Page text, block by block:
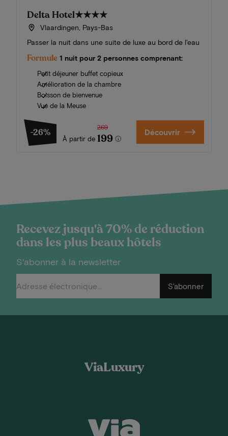
Delta Hotel★★★★
Vlaardingen, Pays-Bas
Passer la nuit dans une suite de luxe au bord de l'eau
Formule 1 nuit pour 2 personnes comprenant:
Petit déjeuner buffet copieux
Amélioration de la chambre
Boisson de bienvenue
Vue de la Meuse
-26%
À partir de
269
199 Découvrir
Recevez jusqu'à 70% de réduction
dans les plus beaux hôtels
S'abonner à la newsletter
S'abonner
ViaLuxury